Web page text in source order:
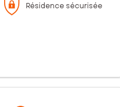
Résidence sécurisée